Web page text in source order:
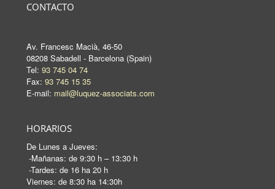
CONTACTO
Av. Francesc Macià, 46-50
08208 Sabadell - Barcelona (Spain)
Tel: 93 745 04 74
Fax: 93 745 15 35
E-mail: mail@luquez-associats.com
HORARIOS
De Lunes a Jueves:
-Mañanas: de 9:30 h – 13:30 h
-Tardes: de 16 ha 20 h
Viernes: de 8:30 ha 14:30h